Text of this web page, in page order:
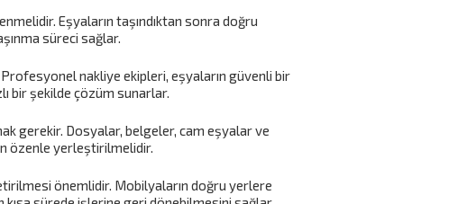
Eşyaların taşındıktan sonra doğru
süreci sağlar.
Profesyonel nakliye ekipleri, eşyaların güvenli bir
bir şekilde çözüm sunarlar.
gerekir. Dosyalar, belgeler, cam eşyalar ve
özenle yerleştirilmelidir.
önemlidir. Mobilyaların doğru yerlere